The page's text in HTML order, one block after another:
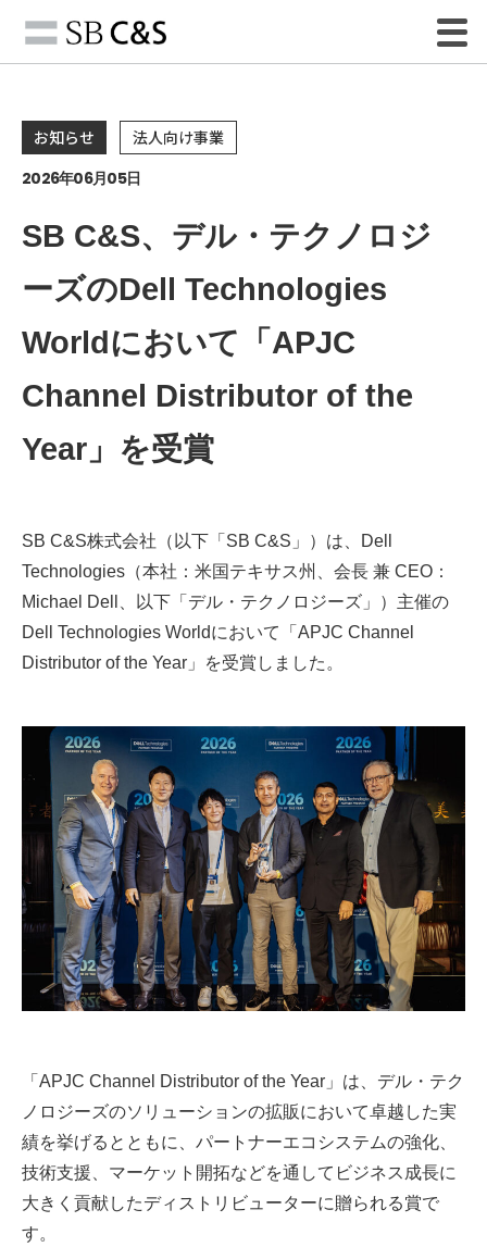
お知らせ
法人向け事業
2026年06月05日
SB C&S、デル・テクノロジ
ーズのDell Technologies
Worldにおいて「APJC
Channel Distributor of the
Year」を受賞
SB C&S株式会社（以下「SB C&S」）は、Dell
Technologies（本社：米国テキサス州、会長 兼 CEO：
Michael Dell、以下「デル・テクノロジーズ」）主催の
Dell Technologies Worldにおいて「APJC Channel
Distributor of the Year」を受賞しました。
「APJC Channel Distributor of the Year」は、デル・テク
ノロジーズのソリューションの拡販において卓越した実
績を挙げるとともに、パートナーエコシステムの強化、
技術支援、マーケット開拓などを通してビジネス成長に
大きく貢献したディストリビューターに贈られる賞で
す。